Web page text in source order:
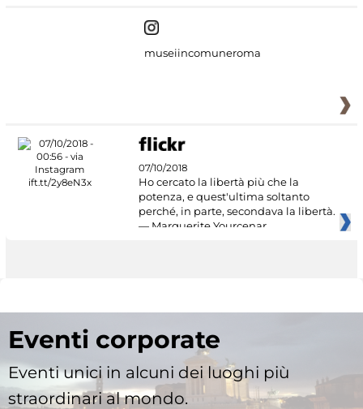
museiincomuneroma
07/10/2018
Ho cercato la libertà più che la
potenza, e quest'ultima soltanto
perché, in parte, secondava la libertà.
— Marguerite Yourcenar
Eventi corporate
Eventi unici in alcuni dei luoghi più
straordinari al mondo.